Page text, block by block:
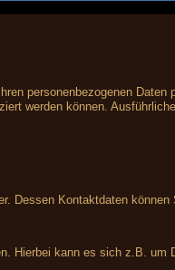
personenbezogenen
werden können.
Dessen Kontaktdaten
Hierbei kann es sich z.B. um